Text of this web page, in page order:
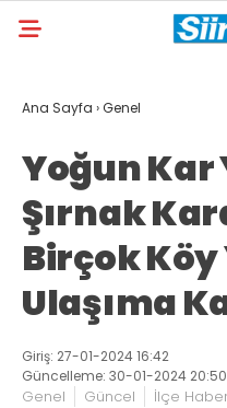
Ana Sayfa ›Genel
Yoğun Kar
Şırnak
Birçok
Ulaşıma
Giriş: 27-01-2024 16:42
Güncelleme: 30-01-2024 20:50
Genel Güncel İlçe